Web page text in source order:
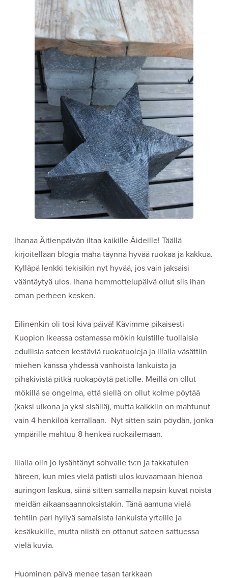
Ihanaa Äitienpäivän iltaa kaikille Äideille! Täällä
kirjoitellaan blogia maha täynnä hyvää ruokaa ja kakkua.
Kylläpä lenkki tekisikin nyt hyvää, jos vain jaksaisi
vääntäytyä ulos. Ihana hemmottelupäivä ollut siis ihan
oman perheen kesken.
Eilinenkin oli tosi kiva päivä! Kävimme pikaisesti
Kuopion Ikeassa ostamassa mökin kuistille tuollaisia
edullisia sateen kestäviä ruokatuoleja ja illalla väsättiin
miehen kanssa yhdessä vanhoista lankuista ja
pihakivistä pitkä ruokapöytä patiolle. Meillä on ollut
mökillä se ongelma, että siellä on ollut kolme pöytää
(kaksi ulkona ja yksi sisällä), mutta kaikkiin on mahtunut
vain 4 henkilöä kerrallaan. Nyt sitten sain pöydän, jonka
ympärille mahtuu 8 henkeä ruokailemaan.
Illalla olin jo lysähtänyt sohvalle tv:n ja takkatulen
ääreen, kun mies vielä patisti ulos kuvaamaan hienoa
auringon laskua, siinä sitten samalla napsin kuvat noista
meidän aikaansaannoksistakin. Tänä aamuna vielä
tehtiin pari hyllyä samaisista lankuista yrteille ja
kesäkukille, mutta niistä en ottanut sateen sattuessa
vielä kuvia.
Huominen päivä menee tasan tarkkaan